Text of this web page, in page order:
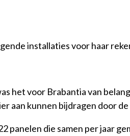
installaties voor haar
het voor Brabantia van
aan kunnen bijdragen door
panelen die samen per jaar